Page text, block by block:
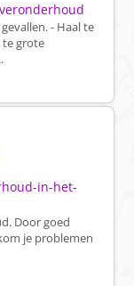
- Haal te
te grote
in-het-
Door goed
je problemen